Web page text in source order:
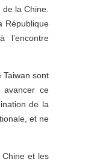
la Chine.
République
l’encontre
Taiwan sont
avancer ce
de la
et ne
Chine et les